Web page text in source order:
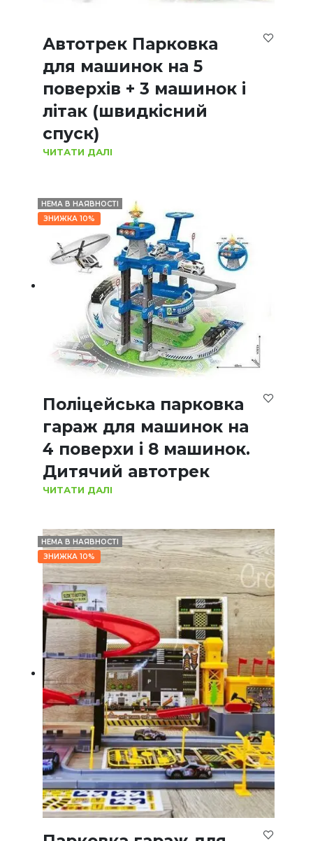
Автотрек Парковка
для машинок на 5
поверхів + 3 машинок і
літак (швидкісний
спуск)
ЧИТАТИ ДАЛІ
НЕМА В НАЯВНОСТІ
ЗНИЖКА 10%
Поліцейська парковка
гараж для машинок на
4 поверхи і 8 машинок.
Дитячий автотрек
ЧИТАТИ ДАЛІ
НЕМА В НАЯВНОСТІ
ЗНИЖКА 10%